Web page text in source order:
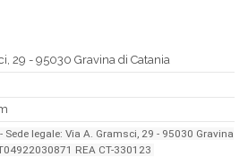
29 - 95030 Gravina di Catania
Sede legale: Via A. Gramsci, 29 - 95030 Gravina
REA CT-330123